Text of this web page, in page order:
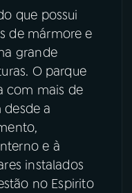
que possui
de mármore e
grande
O parque
com mais de
desde a
e à
instalados
no Espirito